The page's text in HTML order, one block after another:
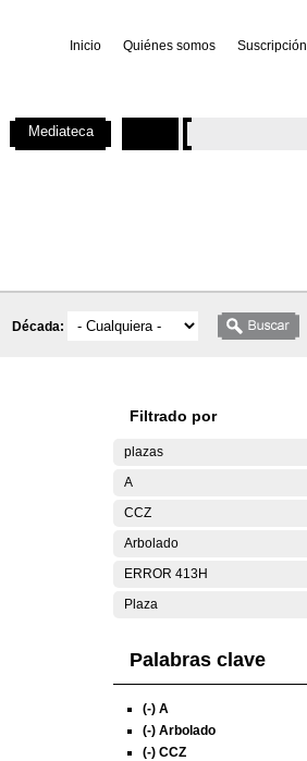
Inicio Quiénes somos Suscripción
Década:
Filtrado por
plazas
A
CCZ
Arbolado
ERROR 413H
Plaza
Palabras clave
(-) A
(-) Arbolado
(-) CCZ
Mediateca